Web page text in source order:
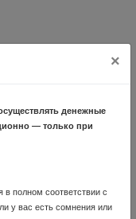
Полный комплект.
Так же отдам кобуру и
×
денежные
— только при
в полном соответствии с
у вас есть сомнения или